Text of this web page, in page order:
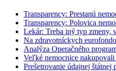
Transparency: Prestanú
Transparency: Polovica
Lekár: Treba iný typ zmeny,
Na zdravotníckych
Analýza Operačného
Veľké nemocnice
Prešetrovanie údajnej